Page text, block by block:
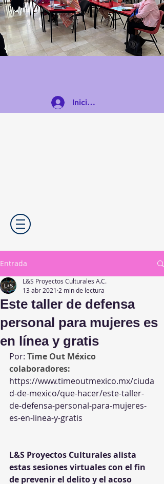
Iniciar sesión
Entrada
Este taller de defensa
personal para mujeres es
en línea y gratis
L&S Proyectos Culturales A.C.
13 abr 2021 2 min de lectura
Por: Time Out México
colaboradores:
https://www.timeoutmexico.mx/ciuda
d-de-mexico/que-hacer/este-taller-
de-defensa-personal-para-mujeres-
es-en-linea-y-gratis
L&S Proyectos Culturales alista
estas sesiones virtuales con el fin
de prevenir el delito y el acoso